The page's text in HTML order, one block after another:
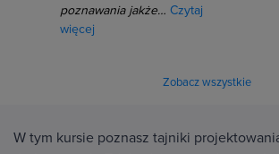
poznawania jakże… Czytaj
więcej
Zobacz wszystkie
W tym kursie poznasz tajniki